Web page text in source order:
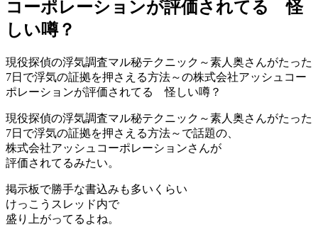
コーポレーションが評価されてる 怪
しい噂？
現役探偵の浮気調査マル秘テクニック～素人奥さんがたった
7日で浮気の証拠を押さえる方法～の株式会社アッシュコー
ポレーションが評価されてる 怪しい噂？
現役探偵の浮気調査マル秘テクニック～素人奥さんがたった
7日で浮気の証拠を押さえる方法～で話題の、
株式会社アッシュコーポレーションさんが
評価されてるみたい。
掲示板で勝手な書込みも多いくらい
けっこうスレッド内で
盛り上がってるよね。